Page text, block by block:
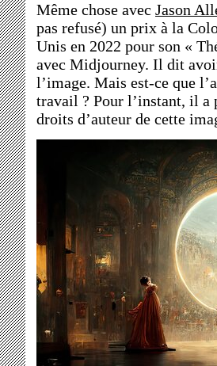
Même chose avec Jason
pas refusé) un prix à la
Unis en 2022 pour son «
avec Midjourney. Il dit
l’image. Mais est-ce que
travail ? Pour l’instant, il a
droits d’auteur de cette